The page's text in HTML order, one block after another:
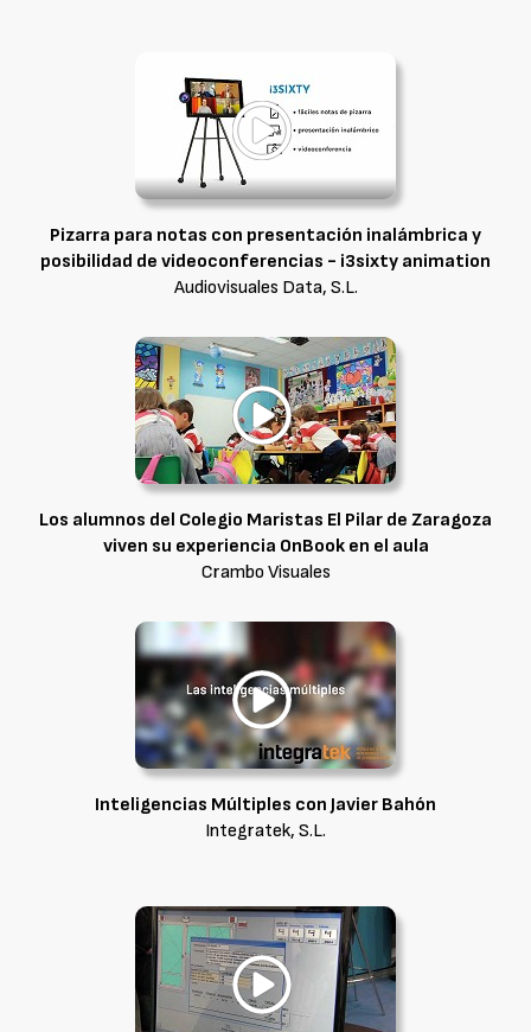
Pizarra para notas con presentación inalámbrica y
posibilidad de videoconferencias - i3sixty animation
Audiovisuales Data, S.L.
Los alumnos del Colegio Maristas El Pilar de Zaragoza
viven su experiencia OnBook en el aula
Crambo Visuales
Inteligencias Múltiples con Javier Bahón
Integratek, S.L.